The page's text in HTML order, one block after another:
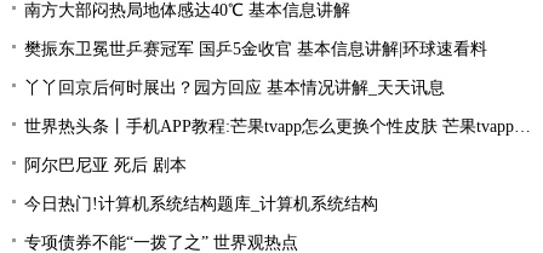
南方大部闷热局地体感达40℃ 基本信息讲解
樊振东卫冕世乒赛冠军 国乒5金收官 基本信息讲解|环球速看料
丫丫回京后何时展出？园方回应 基本情况讲解_天天讯息
世界热头条丨手机APP教程:芒果tvapp怎么更换个性皮肤 芒果tvapp更换个性皮肤的方法
阿尔巴尼亚 死后 剧本
今日热门!计算机系统结构题库_计算机系统结构
专项债券不能“一拨了之” 世界观热点